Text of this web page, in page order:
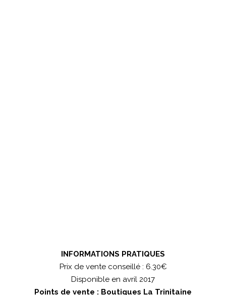
INFORMATIONS PRATIQUES
Prix de vente conseillé : 6.30€
Disponible en avril 2017
Points de vente : Boutiques La Trinitaine